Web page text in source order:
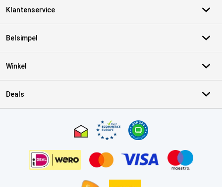
Klantenservice
Belsimpel
Winkel
Deals